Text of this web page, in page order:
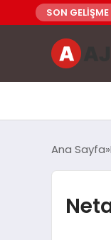
SON GELİŞME
Ana Sayfa